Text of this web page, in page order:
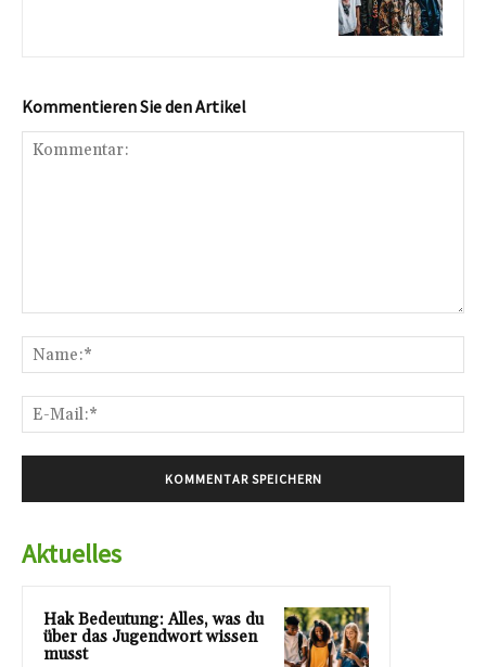
Kommentieren Sie den Artikel
Aktuelles
Hak Bedeutung: Alles, was du
über das Jugendwort wissen
musst